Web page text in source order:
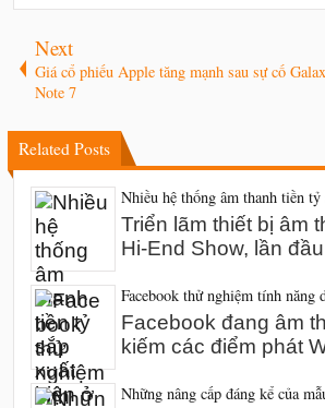
Next
Giá cổ phiếu Apple tăng mạnh sau sự cố
Note 7
Related Posts
Nhiều hệ thống âm thanh tiền
Triển lãm thiết bị âm
Hi-End Show, lần
Facebook thử nghiệm tính năng
Facebook đang âm
kiếm các điểm phát
Những nâng cấp đáng kể của